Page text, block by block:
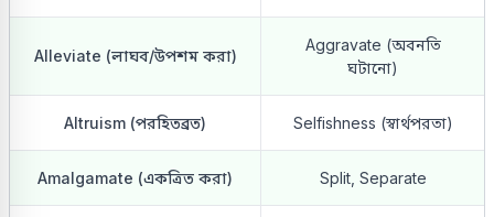
Alleviate (লাঘব/উপশম করা)
Aggravate (অবনতি
ঘটানো)
Altruism (পরহিতব্রত) Selfishness (স্বার্থপরতা)
Amalgamate (একত্রিত করা) Split, Separate